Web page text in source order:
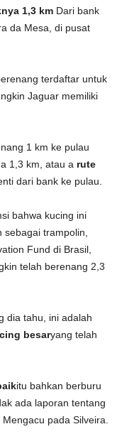
1,3 km Dari bank
da Mesa, di pusat
terdaftar untuk
Jaguar memiliki
1 km ke pulau
1,3 km, atau a rute
dari bank ke pulau.
bahwa kucing ini
trampolin,
Fund di Brasil,
telah berenang 2,3
dia tahu, ini adalah
besaryang telah
itu bahkan berburu
ada laporan tentang
Mengacu pada Silveira.